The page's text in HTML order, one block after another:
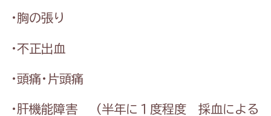
·胸の張り
·不正出血
·頭痛·片頭痛
·肝機能障害 （半年に１度程度 採血による